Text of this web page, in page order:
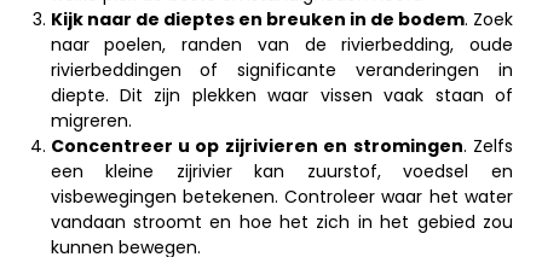
Kijk naar de dieptes en breuken in de bodem. Zoek
naar poelen, randen van de rivierbedding, oude
rivierbeddingen of significante veranderingen in
diepte. Dit zijn plekken waar vissen vaak staan of
migreren.
Concentreer u op zijrivieren en stromingen. Zelfs
een kleine zijrivier kan zuurstof, voedsel en
visbewegingen betekenen. Controleer waar het water
vandaan stroomt en hoe het zich in het gebied zou
kunnen bewegen.